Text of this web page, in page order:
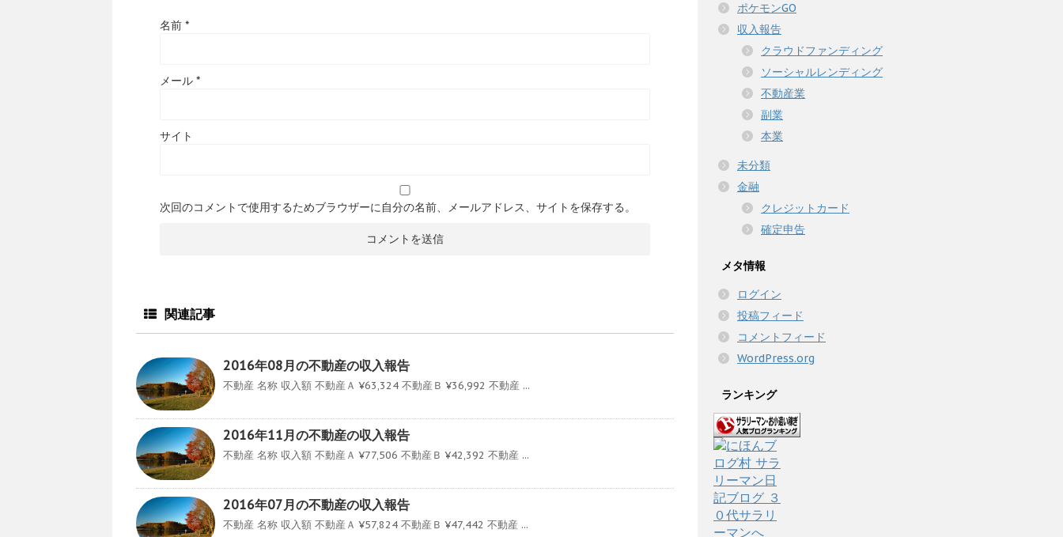
名前 *
メール *
サイト
次回のコメントで使用するためブラウザーに自分の名前、メールアドレス、サイトを保存する。
関連記事
2016年08月の不動産の収入報告
不動産 名称 収入額 不動産Ａ ¥63,324 不動産Ｂ ¥36,992 不動産 ...
2016年11月の不動産の収入報告
不動産 名称 収入額 不動産Ａ ¥77,506 不動産Ｂ ¥42,392 不動産 ...
2016年07月の不動産の収入報告
不動産 名称 収入額 不動産Ａ ¥57,824 不動産Ｂ ¥47,442 不動産 ...
ポケモンGO
収入報告
クラウドファンディング
ソーシャルレンディング
不動産業
副業
本業
未分類
金融
クレジットカード
確定申告
メタ情報
ログイン
投稿フィード
コメントフィード
WordPress.org
ランキング